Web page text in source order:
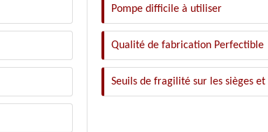
Pompe difficile à utiliser
Qualité de fabrication Perfectible
Seuils de fragilité sur les sièges et